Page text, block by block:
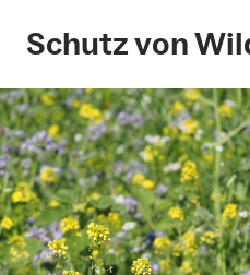
Schutz von